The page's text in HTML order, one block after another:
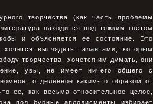
творчества (как часть проблемы
находится под тяжким гнетом
и объясняется ее состояние. Это
выглядеть талантами, которым
творчества, хочется им думать, они
увы, не имеет ничего общего с
отделенное каким-то образом от
ее, как весьма относительное целое,
под бурные аплодисменты избирает